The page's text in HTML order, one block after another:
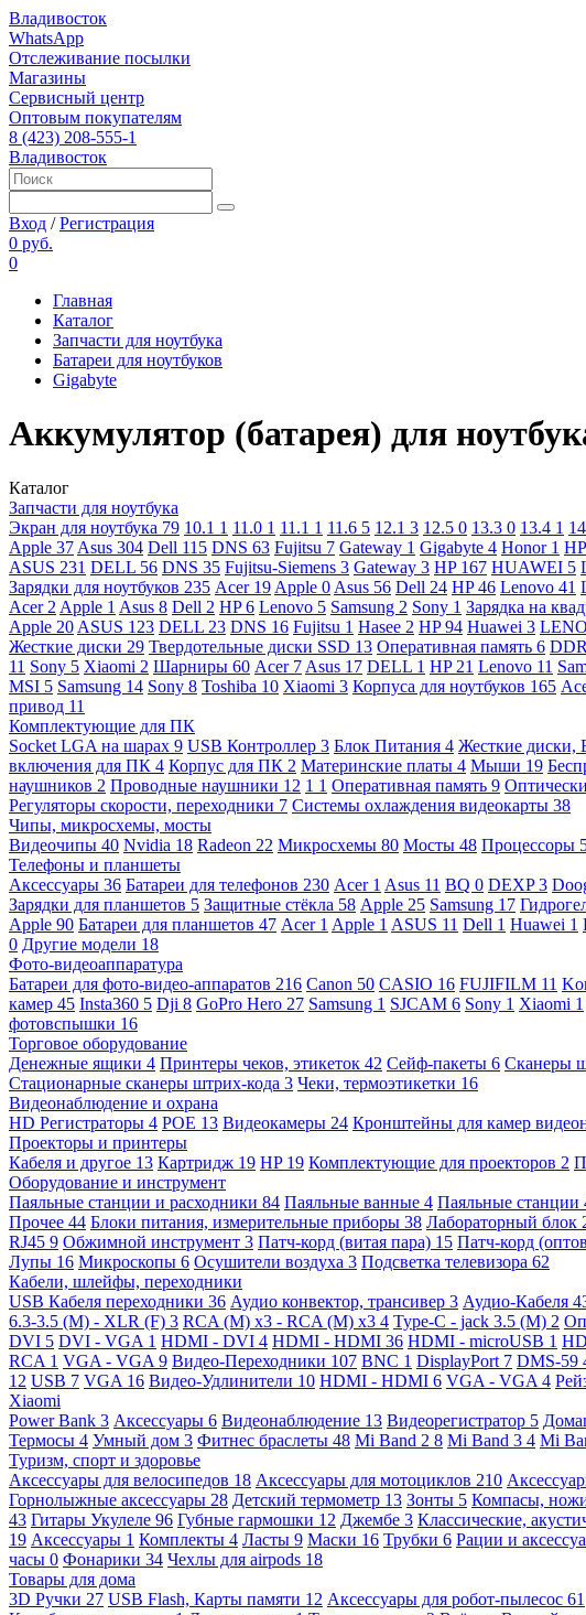
Владивосток
WhatsApp
Отслеживание посылки
Магазины
Сервисный центр
Оптовым покупателям
8 (423) 208-555-1
Владивосток
Вход /Регистрация
0 руб.
0
Главная
Каталог
Запчасти для ноутбука
Батареи для ноутбуков
Gigabyte
Аккумулятор (батарея) для
Каталог
Запчасти для ноутбука
Экран для ноутбука 79 10.1 1 11.0 1 11.1 1 11.6 5 12.1 3 12.5 0 13.3 0 13.4 1
Apple 37 Asus 304 Dell 115 DNS 63 Fujitsu 7 Gateway 1 Gigabyte 4 Honor 1 HP
ASUS 231 DELL 56 DNS 35 Fujitsu-Siemens 3 Gateway 3 HP 167 HUAWEI 5
Зарядки для ноутбуков 235 Acer 19 Apple 0 Asus 56 Dell 24 HP46 Lenovo 41
Acer 2 Apple 1 Asus 8 Dell 2 HP6 Lenovo 5 Samsung 2 Sony 1 Зарядка на
Apple 20 ASUS 123 DELL 23 DNS 16 Fujitsu 1 Hasee 2 HP94 Huawei 3
Жесткие диски 29 Твердотельные диски SSD 13 Оперативная память 6
11 Sony 5 Xiaomi 2 Шарниры 60 Acer 7 Asus 17 DELL 1 HP 21 Lenovo 11
MSI 5 Samsung 14 Sony 8 Toshiba 10 Xiaomi 3 Корпуса для ноутбуков 165
привод 11
Комплектующие для ПК
Socket LGA на шарах 9 USB Контроллер 3 Блок Питания 4 Жесткие диски,
включения для ПК 4 Корпус для ПК 2 Материнские платы 4 Мыши 19
наушников 2 Проводные наушники 12 1 1 Оперативная память 9
Регуляторы скорости, переходники 7 Системы охлаждения видеокарты 38
Чипы, микросхемы, мосты
Видеочипы 40 Nvidia 18 Radeon 22 Микросхемы 80 Мосты 48 Процессоры
Телефоны и планшеты
Аксессуары 36 Батареи для телефонов 230 Acer 1 Asus 11 BQ 0 DEXP3
Зарядки для планшетов 5 Защитные стёкла 58 Apple 25 Samsung 17
Apple 90 Батареи для планшетов 47 Acer 1 Apple 1 ASUS 11 Dell 1 Huawei 1
0 Другие модели 18
Фото-видеоаппаратура
Батареи для фото-видео-аппаратов 216 Canon 50 CASIO 16 FUJIFILM 11
камер 45 Insta360 5 Dji 8 GoPro Hero 27 Samsung 1 SJCAM 6 Sony 1 Xiaomi 1
фотовспышки 16
Торговое оборудование
Денежные ящики 4 Принтеры чеков, этикеток 42 Сейф-пакеты 6 Сканеры
Стационарные сканеры штрих-кода 3 Чеки, термоэтикетки 16
Видеонаблюдение и охрана
HD Регистраторы 4 POE 13 Видеокамеры 24 Кронштейны для камер
Проекторы и принтеры
Кабеля и другое 13 Картридж 19 HP 19 Комплектующие для проекторов 2
Оборудование и инструмент
Паяльные станции и расходники 84 Паяльные ванные 4 Паяльные станции
Прочее 44 Блоки питания, измерительные приборы 38 Лабораторный блок
RJ45 9 Обжимной инструмент 3 Патч-корд (витая пара) 15 Патч-корд
Лупы 16 Микроскопы 6 Осушители воздуха 3 Подсветка телевизора 62
Кабели, шлейфы, переходники
USB Кабеля переходники 36 Аудио конвектор, трансивер 3 Аудио-Кабеля
6.3-3.5 (M) - XLR (F) 3 RCA (M) x3 - RCA (M) x3 4 Type-C - jack 3.5 (M) 2
DVI 5 DVI - VGA 1 HDMI - DVI 4 HDMI - HDMI 36 HDMI - microUSB 1
RCA 1 VGA - VGA 9 Видео-Переходники 107 BNC 1 DisplayPort 7 DMS-59
12 USB 7 VGA 16 Видео-Удлинители 10 HDMI - HDMI 6 VGA - VGA 4
Xiaomi
Power Bank 3 Аксессуары 6 Видеонаблюдение 13 Видеорегистратор 5
Термосы 4 Умный дом 3 Фитнес браслеты 48 Mi Band 2 8 Mi Band 3 4 Mi
Туризм, спорт и здоровье
Аксессуары для велосипедов 18 Аксессуары для мотоциклов 210
Горнолыжные аксессуары 28 Детский термометр 13 Зонты 5 Компасы,
43 Гитары Укулеле 96 Губные гармошки 12 Джембе 3 Классические,
19 Аксессуары 1 Комплекты 4 Ласты 9 Маски 16 Трубки 6 Рации и
часы 0 Фонарики 34 Чехлы для airpods 18
Товары для дома
3D Ручки 27 USB Flash, Карты памяти 12 Аксессуары для робот-пылесос 61